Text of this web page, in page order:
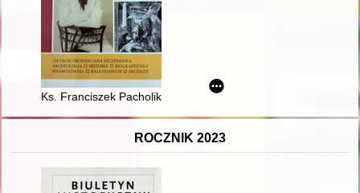
Ks. Franciszek Pacholik (31 VIII 1950, Krosna - 3 I 2022, Łęki
ROCZNIK 2023